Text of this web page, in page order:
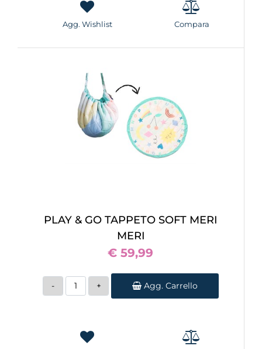
Agg. Wishlist Compara
PLAY & GO TAPPETO SOFT MERI
MERI
€ 59,99
Quantità
Agg. Carrello